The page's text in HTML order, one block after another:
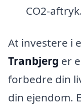
CO2-aftryk.
At investere i
Tranbjerg er
forbedre din
din ejendom.